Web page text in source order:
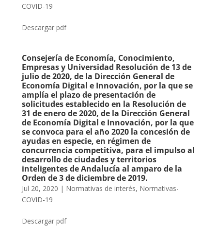
COVID-19
Descargar pdf
Consejería de Economía, Conocimiento,
Empresas y Universidad Resolución de 13 de
julio de 2020, de la Dirección General de
Economía Digital e Innovación, por la que se
amplía el plazo de presentación de
solicitudes establecido en la Resolución de
31 de enero de 2020, de la Dirección General
de Economía Digital e Innovación, por la que
se convoca para el año 2020 la concesión de
ayudas en especie, en régimen de
concurrencia competitiva, para el impulso al
desarrollo de ciudades y territorios
inteligentes de Andalucía al amparo de la
Orden de 3 de diciembre de 2019.
Jul 20, 2020 | Normativas de interés, Normativas-
COVID-19
Descargar pdf